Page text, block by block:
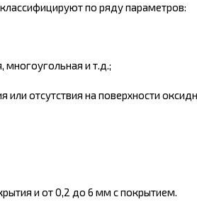
по ряду параметров:
многоугольная и т.д.;
или отсутствия на поверхности
и от 0,2 до 6 мм с покрытием.